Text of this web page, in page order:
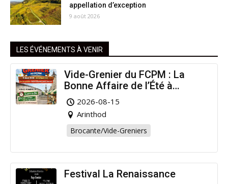
appellation d’exception
9 août 2026
LES ÉVÉNEMENTS À VENIR
Vide-Grenier du FCPM : La
Bonne Affaire de l’Été à
Arinthod !
2026-08-15
Arinthod
Brocante/Vide-Greniers
Festival La Renaissance